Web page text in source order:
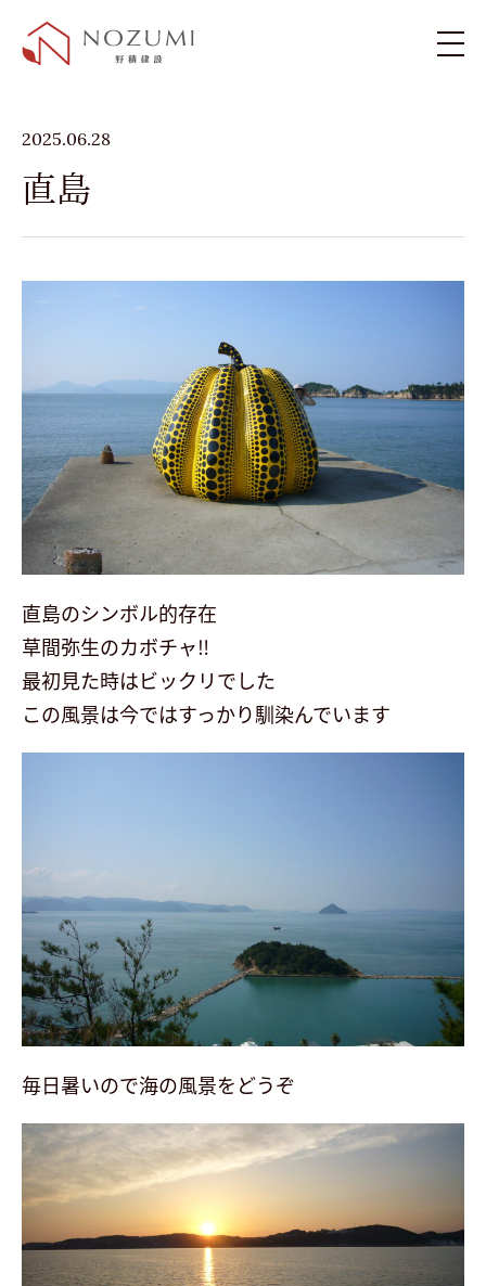
リフォーム・リノベーション
ブログ
会社案内
展示場予約
2025.06.28
直島
直島のシンボル的存在
草間弥生のカボチャ‼
最初見た時はビックリでした
この風景は今ではすっかり馴染んでいます
毎日暑いので海の風景をどうぞ